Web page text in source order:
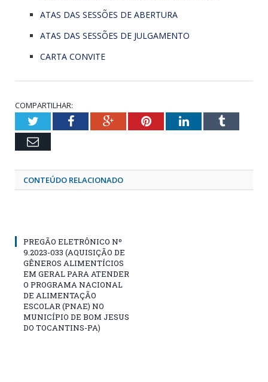
ATAS DAS SESSÕES DE ABERTURA
ATAS DAS SESSÕES DE JULGAMENTO
CARTA CONVITE
COMPARTILHAR:
TwitterFacebookGoogle+PinterestLinkedInTumblr
Email
CONTEÚDO RELACIONADO
PREGÃO ELETRÔNICO Nº
9.2023-033 (AQUISIÇÃO DE
GÊNEROS ALIMENTÍCIOS
EM GERAL PARA ATENDER
O PROGRAMA NACIONAL
DE ALIMENTAÇÃO
ESCOLAR (PNAE) NO
MUNICÍPIO DE BOM JESUS
DO TOCANTINS-PA)